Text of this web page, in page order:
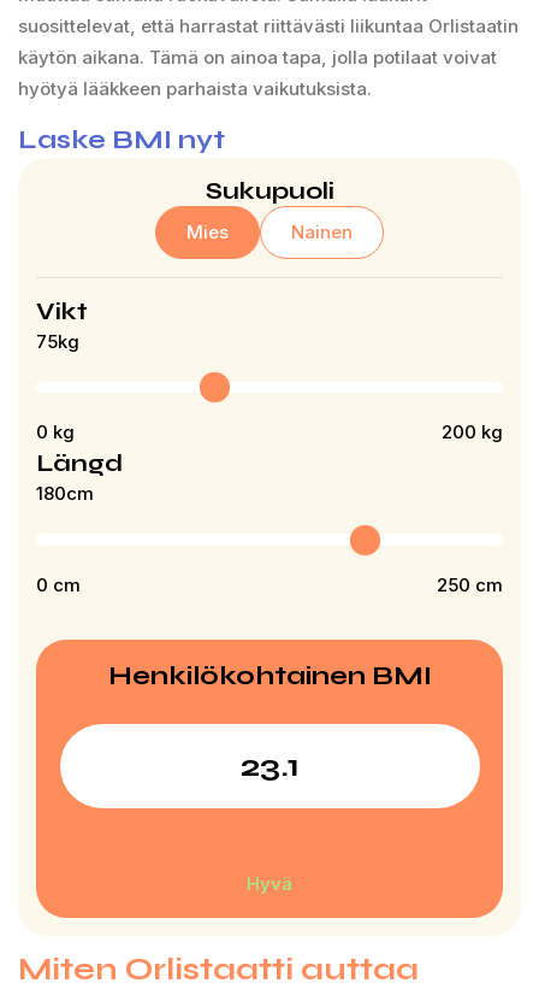
suosittelevat, että harrastat riittävästi liikuntaa Orlistaatin
käytön aikana. Tämä on ainoa tapa, jolla potilaat voivat
hyötyä lääkkeen parhaista vaikutuksista.
Laske BMI nyt
Sukupuoli
Mies Nainen
Vikt
75kg
0 kg 200 kg
Längd
180cm
0 cm 250 cm
Henkilökohtainen BMI
Hyvä
Miten Orlistaatti auttaa